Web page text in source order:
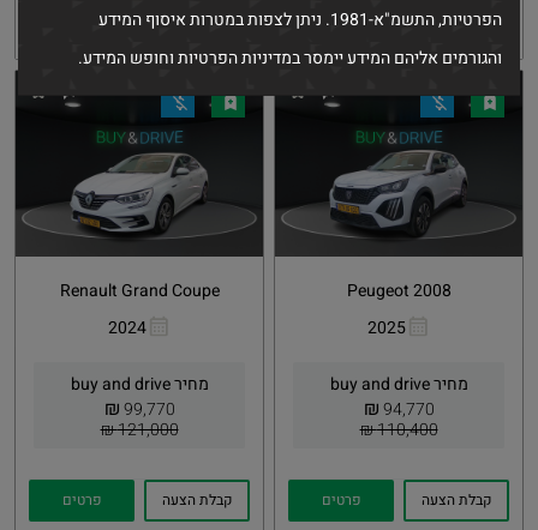
קבלת הצעה פרטים קבלת הצעה פרטים
Peugeot 2008
2025
מחיר buy and drive
94,770
₪
110,400 ₪
Whatsapp
קבלת הצעה פרטים
Renault Grand Coupe
2024
מחיר buy and drive
99,770
₪
121,000 ₪
Whatsapp
קבלת הצעה פרטים
הפרטיות, התשמ"א-1981. ניתן לצפות במטרות איסוף המידע
והגורמים אליהם המידע יימסר במדיניות הפרטיות וחופש המידע.